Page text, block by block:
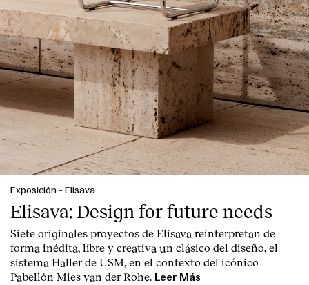
Exposición - Elisava
Elisava: Design for future needs
Siete originales proyectos de Elisava reinterpretan de
forma inédita, libre y creativa un clásico del diseño, el
sistema Haller de USM, en el contexto del icónico
Pabellón Mies van der Rohe. Leer Más